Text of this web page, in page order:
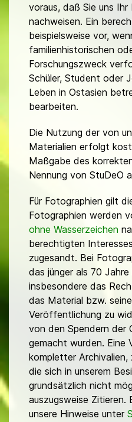
voraus, daß Sie uns
nachweisen. Ein
beispielsweise vor,
familienhistorischen
Forschungszweck
Schüler, Student oder
Leben in Ostasien
bearbeiten.
Die Nutzung der von
Materialien erfolgt
Maßgabe des
Nennung von StuDeO
Für Fotographien gilt
Fotographien werden
ohne Wasserzeichen
berechtigten
zugesandt. Bei
das jünger als 70
insbesondere das
das Material bzw.
Veröffentlichung zu
von den Spendern der
gemacht wurden. Eine
kompletter Archivalien,
die sich in unserem
grundsätzlich nicht
auszugsweise
unsere Hinweise unter